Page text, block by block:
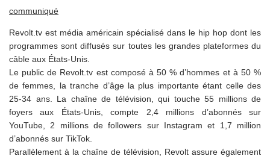
communiqué
Revolt.tv est média américain spécialisé dans le hip hop dont les
programmes sont diffusés sur toutes les grandes plateformes du
câble aux États-Unis.
Le public de Revolt.tv est composé à 50 % d’hommes et à 50 %
de femmes, la tranche d’âge la plus importante étant celle des
25-34 ans. La chaîne de télévision, qui touche 55 millions de
foyers aux États-Unis, compte 2,4 millions d’abonnés sur
YouTube, 2 millions de followers sur Instagram et 1,7 million
d’abonnés sur TikTok.
Parallèlement à la chaîne de télévision, Revolt assure également